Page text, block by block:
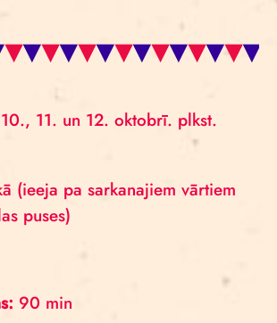
10., 11. un 12. oktobrī. plkst.
(ieeja pa sarkanajiem vārtiem
puses)
90 min